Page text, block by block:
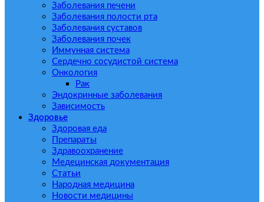
Заболевания печени
Заболевания полости рта
Заболевания суставов
Заболевания почек
Иммунная система
Сердечно сосудистой система
Онкология
Рак
Эндокринные заболевания
Зависимость
Здоровье
Здоровая еда
Препараты
Здравоохранение
Медецинская документация
Статьи
Народная медицина
Новости медицины